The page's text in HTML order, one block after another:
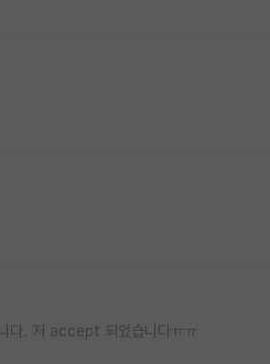
다. 저 accept 되었습니다ㅠㅠ